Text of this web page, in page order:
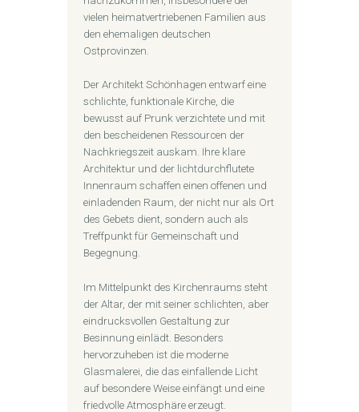
vielen heimatvertriebenen Familien aus
den ehemaligen deutschen
Ostprovinzen.
Der Architekt Schönhagen entwarf eine
schlichte, funktionale Kirche, die
bewusst auf Prunk verzichtete und mit
den bescheidenen Ressourcen der
Nachkriegszeit auskam. Ihre klare
Architektur und der lichtdurchflutete
Innenraum schaffen einen offenen und
einladenden Raum, der nicht nur als Ort
des Gebets dient, sondern auch als
Treffpunkt für Gemeinschaft und
Begegnung.
Im Mittelpunkt des Kirchenraums steht
der Altar, der mit seiner schlichten, aber
eindrucksvollen Gestaltung zur
Besinnung einlädt. Besonders
hervorzuheben ist die moderne
Glasmalerei, die das einfallende Licht
auf besondere Weise einfängt und eine
friedvolle Atmosphäre erzeugt.